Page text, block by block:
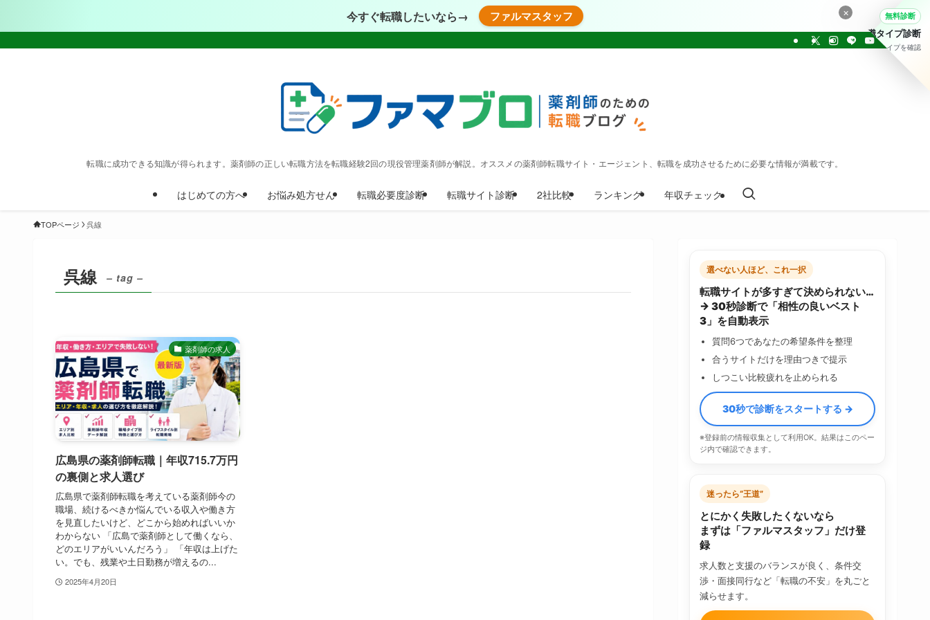
今すぐ転職したいなら→ ファルマスタッフ
転職に成功できる知識が得られます。薬剤師の正しい転職方法を転職経験2回の現役管理薬剤師が解説。オススメの薬剤師転職サイト・エージェント、転職を成功させるために必要な情報が満載です。
はじめての方へ お悩み処方せん 転職必要度診断 転職サイト診断 2社比較 ランキング 年収チェック
TOPページ 呉線
呉線 – tag –
薬剤師の求人
広島県の薬剤師転職｜年収715.7万円
の裏側と求人選び
広島県で薬剤師転職を考えている薬剤師今の
職場、続けるべきか悩んでいる収入や働き方
を見直したいけど、どこから始めればいいか
わからない 「広島で薬剤師として働くなら、
どのエリアがいいんだろう」 「年収は上げた
い。でも、残業や土日勤務が増えるの...
2025年4月20日
選べない人ほど、これ一択
転職サイトが多すぎて決められない…
→ 30秒診断で「相性の良いベスト
3」を自動表示
質問6つであなたの希望条件を整理
合うサイトだけを理由つきで提示
しつこい比較疲れを止められる
30秒で診断をスタートする →
※登録前の情報収集として利用OK。結果はこのペー
ジ内で確認できます。
迷ったら“王道”
とにかく失敗したくないなら
まずは「ファルマスタッフ」だけ登
録
求人数と支援のバランスが良く、条件交
渉・面接同行など「転職の不安」を丸ごと
減らせます。
× 無料診断
転職タイプ診断
30問でタイプを確認